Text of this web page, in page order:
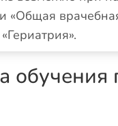
«Общая
обучения